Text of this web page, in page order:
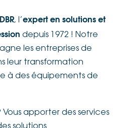
DBR, l’expert en solutions et
depuis 1972 ! Notre
les entreprises de
leur transformation
à des équipements de
Vous apporter des services
solutions